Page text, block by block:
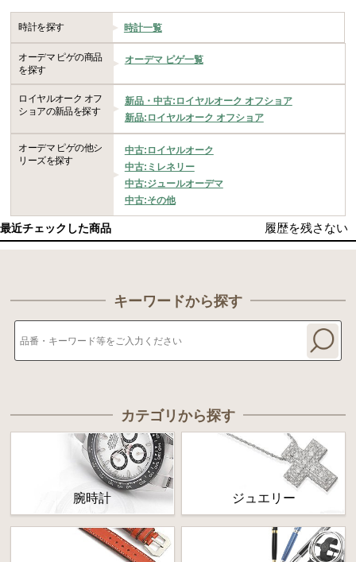
時計を探す 時計一覧
オーデマ ピゲの商品
を探す
オーデマ ピゲ一覧
ロイヤルオーク オフ
ショアの新品を探す
新品・中古:ロイヤルオーク オフショア
新品:ロイヤルオーク オフショア
オーデマ ピゲの他シ
リーズを探す
中古:ロイヤルオーク
中古:ミレネリー
中古:ジュールオーデマ
中古:その他
最近チェックした商品 履歴を残さない
キーワードから探す
カテゴリから探す
腕時計 ジュエリー